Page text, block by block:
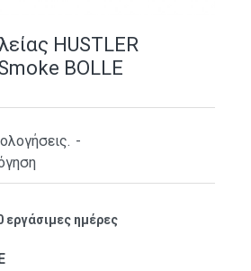
HUSTLER
BOLLE
εργάσιμες ημέρες
-